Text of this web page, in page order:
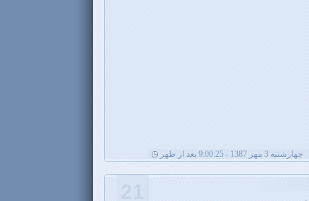
چهارشنبه 3 مهر 1387 - 9:00:25 بعد از ظهر